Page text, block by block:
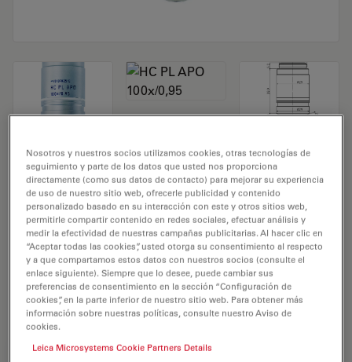
Objetivo de microscopio HC PL APO
100x/0,95
N.º de producto 11566065
El objetivo HC PL APO 100x/0,95 tiene un aumento de
100X y una apertura numérica de 0,95mm. Para uso en
medio seco y con una rosca de objetivo de M25 con
una distancia de trabajo libre de 0,3 mm y un FN de 20.
REQUEST FOR QUOTE
Nosotros y nuestros socios utilizamos cookies, otras tecnologías de
seguimiento y parte de los datos que usted nos proporciona
directamente (como sus datos de contacto) para mejorar su experiencia
de uso de nuestro sitio web, ofrecerle publicidad y contenido
personalizado basado en su interacción con este y otros sitios web,
permitirle compartir contenido en redes sociales, efectuar análisis y
medir la efectividad de nuestras campañas publicitarias. Al hacer clic en
“Aceptar todas las cookies”, usted otorga su consentimiento al respecto
y a que compartamos estos datos con nuestros socios (consulte el
enlace siguiente). Siempre que lo desee, puede cambiar sus
preferencias de consentimiento en la sección “Configuración de
cookies”, en la parte inferior de nuestro sitio web. Para obtener más
información sobre nuestras políticas, consulte nuestro Aviso de
cookies.
Leica Microsystems Cookie Partners Details